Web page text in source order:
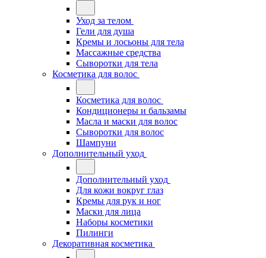
Уход за телом
Гели для душа
Кремы и лосьоны для тела
Массажные средства
Сыворотки для тела
Косметика для волос
Косметика для волос
Кондиционеры и бальзамы
Масла и маски для волос
Сыворотки для волос
Шампуни
Дополнительный уход
Дополнительный уход
Для кожи вокруг глаз
Кремы для рук и ног
Маски для лица
Наборы косметики
Пилинги
Декоративная косметика